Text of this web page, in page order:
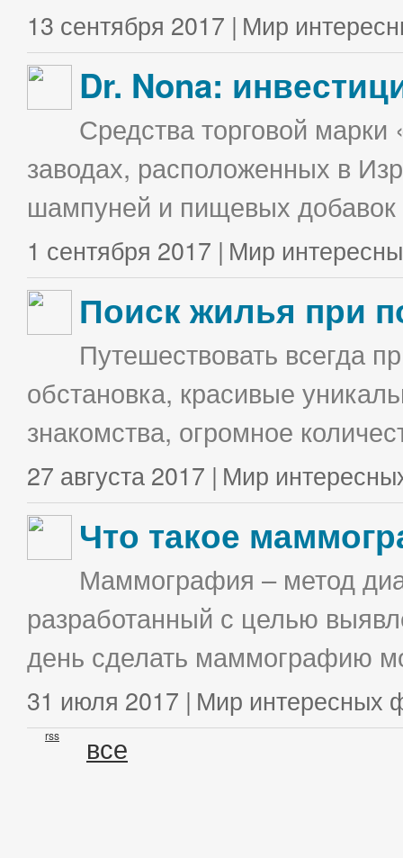
13 сентября 2017 | Мир
Dr. Nona:
Средства торговой
заводах, расположенных в
шампуней и пищевых
1 сентября 2017 | Мир
Поиск жилья при
Путешествовать всегда
обстановка, красивые
знакомства, огромное
27 августа 2017 | Мир
Что такое
Маммография – метод
разработанный с целью
день сделать маммографию
31 июля 2017 | Мир интересных
rss все